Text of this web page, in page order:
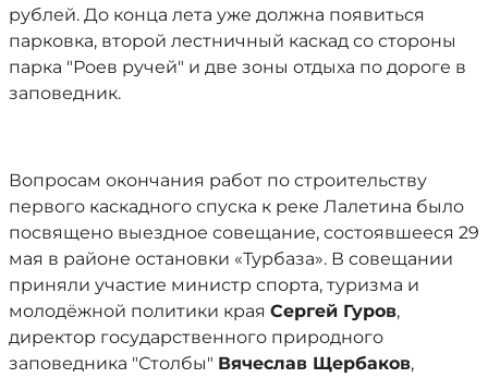
рублей. До конца лета уже должна появиться
парковка, второй лестничный каскад со стороны
парка "Роев ручей" и две зоны отдыха по дороге в
заповедник.
Вопросам окончания работ по строительству
первого каскадного спуска к реке Лалетина было
посвящено выездное совещание, состоявшееся 29
мая в районе остановки «Турбаза». В совещании
приняли участие министр спорта, туризма и
молодёжной политики края Сергей Гуров,
директор государственного природного
заповедника "Столбы" Вячеслав Щербаков,